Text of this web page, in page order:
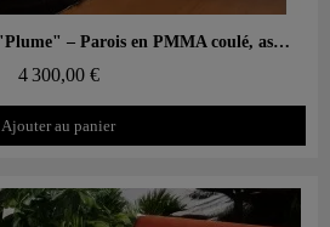
Aperçu rapide Fauteuil design MW01 "Plume" – Parois en PMMA coulé, assise en mousse
4 300,00 €
Ajouter au panier